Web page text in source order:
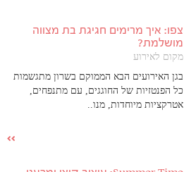
צפו: איך מרימים חגיגת בת מצווה
מושלמת?
מקום לאירוע
בגן האירועים הבא הממוקם בשרון מתגשמות
כל הפנטזיות של החוגגים, עם מתנפחים,
אטרקציות מיוחדות, מנו..